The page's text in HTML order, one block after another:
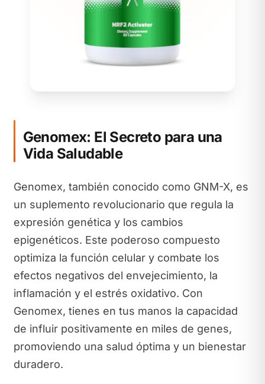
Genomex: El Secreto para una
Vida Saludable
Genomex, también conocido como GNM-X, es
un suplemento revolucionario que regula la
expresión genética y los cambios
epigenéticos. Este poderoso compuesto
optimiza la función celular y combate los
efectos negativos del envejecimiento, la
inflamación y el estrés oxidativo. Con
Genomex, tienes en tus manos la capacidad
de influir positivamente en miles de genes,
promoviendo una salud óptima y un bienestar
duradero.